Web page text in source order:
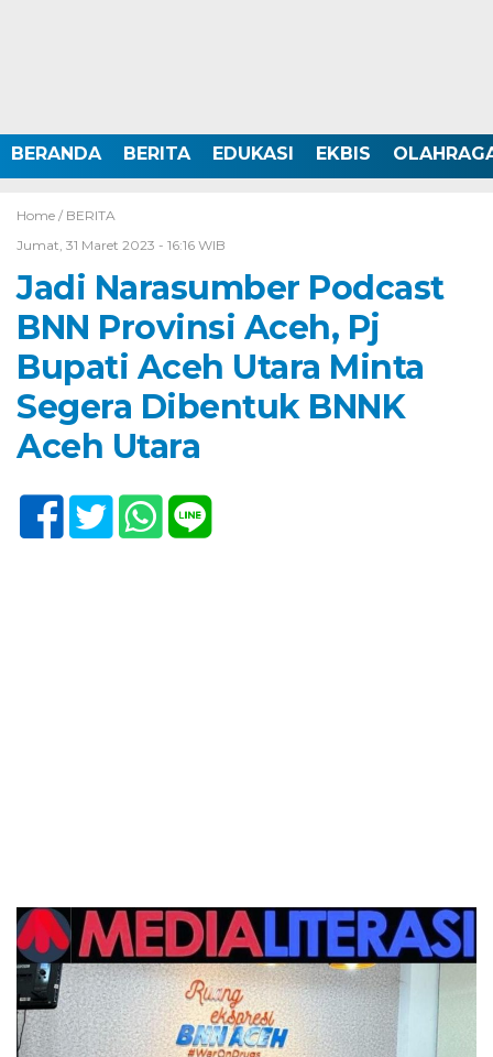
BERANDA BERITA EDUKASI EKBIS
Home / BERITA
Jumat, 31 Maret 2023 - 16:16 WIB
Jadi Narasumber Podcast
BNN Provinsi Aceh, Pj
Bupati Aceh Utara Minta
Segera Dibentuk BNNK
Aceh Utara